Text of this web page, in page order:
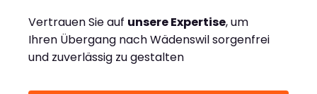
Vertrauen Sie auf unsere Expertise, um
Ihren Übergang nach Wädenswil sorgenfrei
und zuverlässig zu gestalten